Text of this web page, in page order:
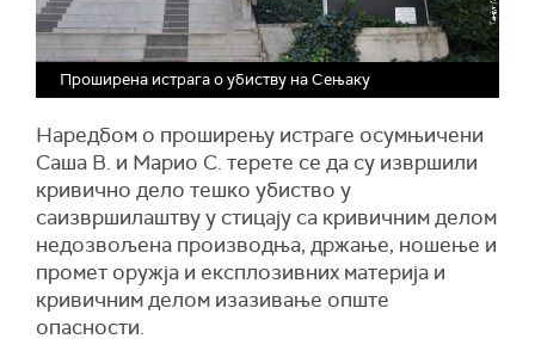
Проширена истрага о убиству на Сењаку
Наредбом о проширењу истраге осумњичени
Саша В. и Марио С. терете се да су извршили
кривично дело тешко убиство у
саизвршилаштву у стицају са кривичним делом
недозвољена производња, држање, ношење и
промет оружја и експлозивних материја и
кривичним делом изазивање опште
опасности.